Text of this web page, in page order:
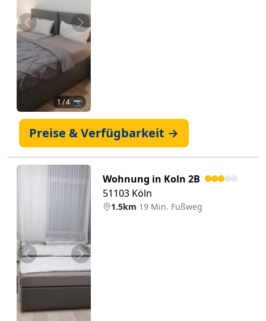
Zurück Weiter
1/ 4 📷
Preise & Verfügbarkeit →
Zurück Weiter
Wohnung in Koln 2B
51103 Köln
1.5km·19 Min. Fußweg